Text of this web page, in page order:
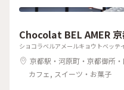
るのかな……？？ほうじ
Chocolat BEL AMER
ショコラベルアメールキョウトベッテ
京都駅・河原町・京都御所
カフェ, スイーツ・お菓子